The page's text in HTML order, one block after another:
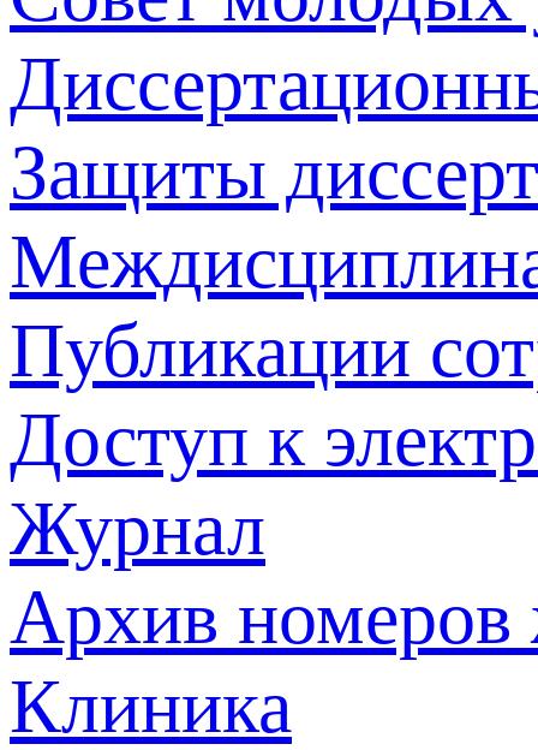
Защиты
Публикации
Доступ к
Журнал
Архив номеров
Клиника